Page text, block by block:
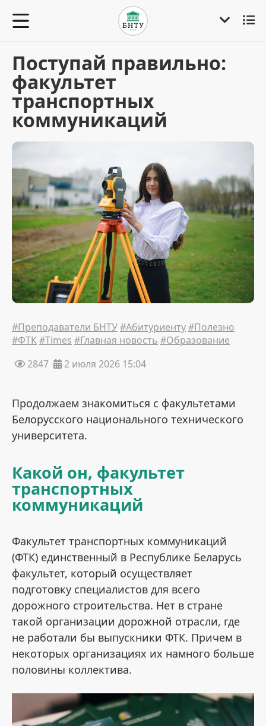
Поступай правильно:
факультет
транспортных
коммуникаций
#Преподаватели БНТУ#Абитуриенту#Полезно
#ФТК#Times #Главная новость #Образование
2847
2 июля 2026 15:04
Продолжаем знакомиться с факультетами
Белорусского национального технического
университета.
Какой он, факультет
транспортных
коммуникаций
Факультет транспортных коммуникаций
(ФТК) единственный в Республике Беларусь
факультет, который осуществляет
подготовку специалистов для всего
дорожного строительства. Нет в стране
такой организации дорожной отрасли, где
не работали бы выпускники ФТК. Причем в
некоторых организациях их намного больше
половины коллектива.